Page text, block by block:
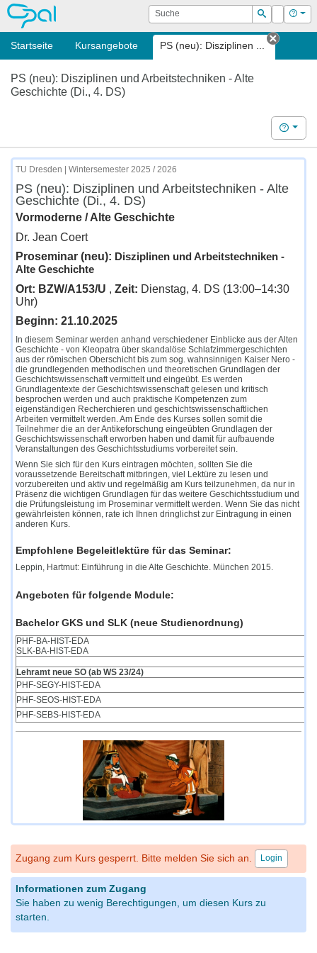
OPAL Suche
Suchen
Login Hilfe
Startseite Kursangebote PS (neu): Disziplinen ...
Tab
PS (neu): Disziplinen und Arbeitstechniken - Alte
Geschichte (Di., 4. DS)
Hilfe
TU Dresden | Wintersemester 2025 / 2026
PS (neu): Disziplinen und Arbeitstechniken - Alte
Geschichte (Di., 4. DS)
Vormoderne / Alte Geschichte
Dr. Jean Coert
Proseminar (neu): Disziplinen und Arbeitstechniken -
Alte Geschichte
Ort: BZW/A153/U ,Zeit: Dienstag, 4. DS (13:00–14:30
Uhr)
Beginn: 21.10.2025
In diesem Seminar werden anhand verschiedener Einblicke aus der Alten
Geschichte - von Kleopatra über skandalöse Schlafzimmergeschichten
aus der römischen Oberschicht bis zum sog. wahnsinnigen Kaiser Nero -
die grundlegenden methodischen und theoretischen Grundlagen der
Geschichtswissenschaft vermittelt und eingeübt. Es werden
Grundlagentexte der Geschichtswissenschaft gelesen und kritisch
besprochen werden und auch praktische Kompetenzen zum
eigenständigen Recherchieren und geschichtswissenschaftlichen
Arbeiten vermittelt werden. Am Ende des Kurses sollen somit die
Teilnehmer die an der Antikeforschung eingeübten Grundlagen der
Geschichtswissenschaft erworben haben und damit für aufbauende
Veranstaltungen des Geschichtsstudiums vorbereitet sein.
Wenn Sie sich für den Kurs eintragen möchten, sollten Sie die
voraussetzende Bereitschaft mitbringen, viel Lektüre zu lesen und
vorzubereiten und aktiv und regelmäßig am Kurs teilzunehmen, da nur in
Präsenz die wichtigen Grundlagen für das weitere Geschichtsstudium und
die Prüfungsleistung im Proseminar vermittelt werden. Wenn Sie das nicht
gewährleisten können, rate ich Ihnen dringlichst zur Eintragung in einen
anderen Kurs.
Empfohlene Begeleitlektüre für das Seminar:
Leppin, Hartmut: Einführung in die Alte Geschichte. München 2015.
Angeboten für folgende Module:
Bachelor GKS und SLK (neue Studienordnung)
PHF-BA-HIST-EDA
SLK-BA-HIST-EDA
Lehramt neue SO (ab WS 23/24)
PHF-SEGY-HIST-EDA
PHF-SEOS-HIST-EDA
PHF-SEBS-HIST-EDA
Zugang zum Kurs gesperrt. Bitte melden Sie sich an. Login
Informationen zum Zugang
Sie haben zu wenig Berechtigungen, um diesen Kurs zu
starten.